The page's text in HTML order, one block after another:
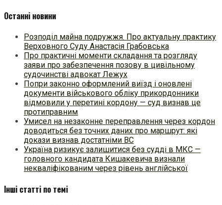
Останні новини
Розподіл майна подружжя. Про актуальну практику
Верховного Суду Анастасія Грабовська
Про практичні моменти складання та розгляду
заяви про забезпечення позову в цивільному
судочинстві адвокат Лежух
Попри законно оформлений виїзд і оновлені
документи військового обліку прикордонники
відмовили у перетині кордону — суд визнав це
протиправним
Умисел на незаконне переправлення через кордон
доводиться без точних даних про маршрут: які
докази визнав достатніми ВС
Україна ризикує залишитися без судді в МКС —
головного кандидата Кишакевича визнали
некваліфікованим через рівень англійської
Інші статті по темі